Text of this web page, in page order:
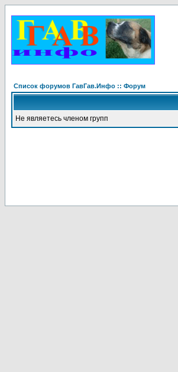
Список форумов ГавГав.Инфо :: Форум
Не являетесь членом групп